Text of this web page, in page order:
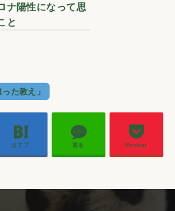
ナ陽性になって思
と
た教え」
はてブ 送る Pocket